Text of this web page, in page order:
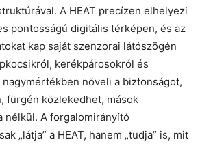
A HEAT precízen elhelyezi
pontosságú digitális térképen, és az
kap saját szenzorai látószögén
kerékpárosokról és
növeli a biztonságot,
fürgén közlekedhet, mások
nélkül. A forgalomirányító
„látja” a HEAT, hanem „tudja” is, mit